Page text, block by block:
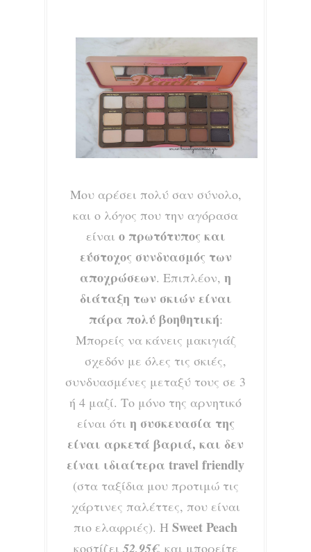
Μου αρέσει πολύ σαν σύνολο,
και ο λόγος που την αγόρασα
είναι ο πρωτότυπος και
εύστοχος συνδυασμός των
αποχρώσεων. Επιπλέον, η
διάταξη των σκιών είναι
πάρα πολύ βοηθητική:
Μπορείς να κάνεις μακιγιάζ
σχεδόν με όλες τις σκιές,
συνδυασμένες μεταξύ τους σε 3
ή 4 μαζί. Το μόνο της αρνητικό
είναι ότι η συσκευασία της
είναι αρκετά βαριά, και δεν
είναι ιδιαίτερα travel friendly
(στα ταξίδια μου προτιμώ τις
χάρτινες παλέττες, που είναι
πιο ελαφριές). Η Sweet Peach
κοστίζει 52,95€, και μπορείτε